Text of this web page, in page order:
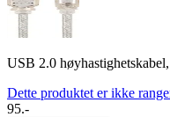
USB 2.0
Dette produktet er ikke
95.-